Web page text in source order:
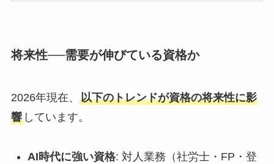
将来性──需要が伸びている資格か
2026年現在、 以下のトレンドが資格の将来性に影
響しています。
AI時代に強い資格: 対人業務（社労士・FP・登